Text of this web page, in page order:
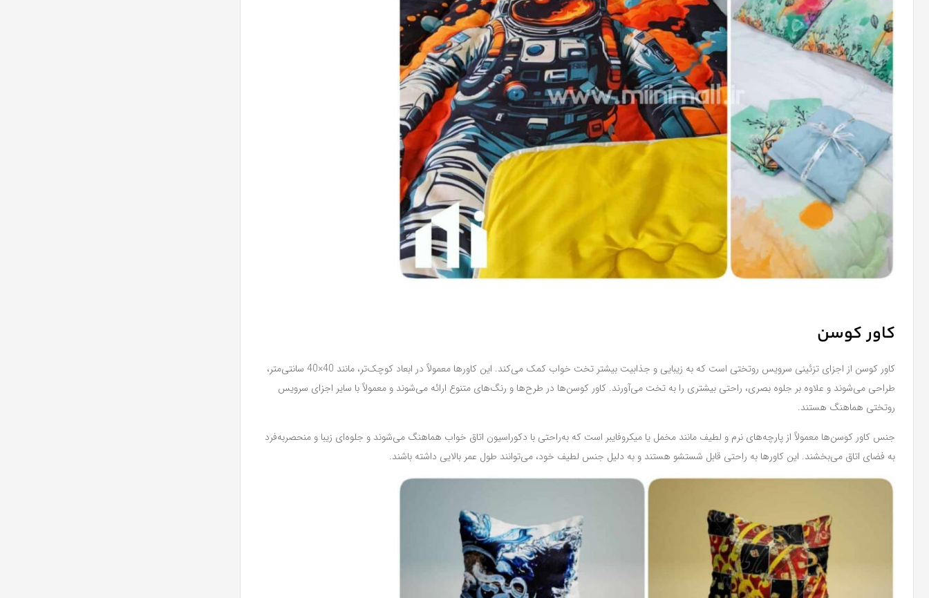
کاور کوسن
کاور کوسن از اجزای تزئینی سرویس روتختی است که به زیبایی و جذابیت بیشتر تخت خواب کمک می‌کند. این کاورها معمولاً در ابعاد کوچک‌تر، مانند 40×40 سانتی‌متر،
طراحی می‌شوند و علاوه بر جلوه بصری، راحتی بیشتری را به تخت می‌آورند. کاور کوسن‌ها در طرح‌ها و رنگ‌های متنوع ارائه می‌شوند و معمولاً با سایر اجزای سرویس
روتختی هماهنگ هستند.
جنس کاور کوسن‌ها معمولاً از پارچه‌های نرم و لطیف مانند مخمل یا میکروفایبر است که به‌راحتی با دکوراسیون اتاق خواب هماهنگ می‌شوند و جلوه‌ای زیبا و منحصربه‌فرد
به فضای اتاق می‌بخشند. این کاورها به راحتی قابل شستشو هستند و به دلیل جنس لطیف خود، می‌توانند طول عمر بالایی داشته باشند.